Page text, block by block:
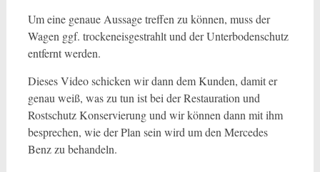
Um eine genaue Aussage treffen zu können, muss der
Wagen ggf. trockeneisgestrahlt und der Unterbodenschutz
entfernt werden.
Dieses Video schicken wir dann dem Kunden, damit er
genau weiß, was zu tun ist bei der Restauration und
Rostschutz Konservierung und wir können dann mit ihm
besprechen, wie der Plan sein wird um den Mercedes
Benz zu behandeln.